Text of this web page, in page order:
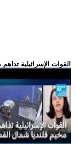
.. القوات الإسرائيلية